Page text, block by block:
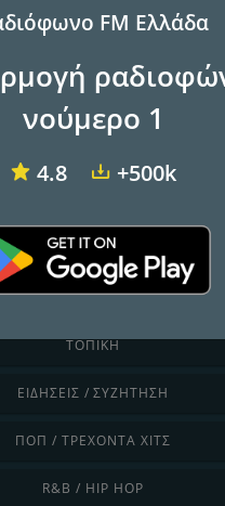
ΧΑΛΑΡΉ / LOUNGE
ΤΖΑΖ / ΜΠΛΟΥΖ
ΛΑΤΙΝΙΚΉ / ΚΑΡΑΪΒΙΚΉ
ΤΟΠΙΚΉ
ΕΙΔΉΣΕΙΣ / ΣΥΖΉΤΗΣΗ
ΠΟΠ / ΤΡΈΧΟΝΤΑ ΧΙΤΣ
R&B / HIP HOP
FM Ελλάδα
νούμερο 1
4.8 +500k